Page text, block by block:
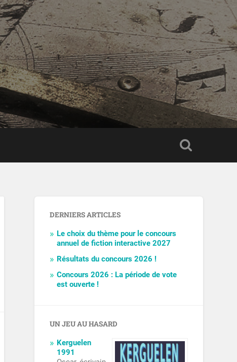
DERNIERS ARTICLES
Le choix du thème pour le concours
annuel de fiction interactive 2027
Résultats du concours 2026 !
Concours 2026 : La période de vote
est ouverte !
UN JEU AU HASARD
Kerguelen
1991